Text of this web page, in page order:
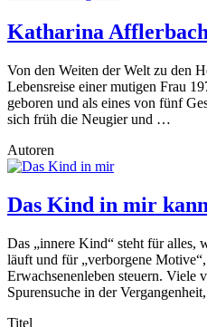
Katharina Afflerbach
Von den Weiten der Welt zu den
Lebensreise einer mutigen Frau
geboren und als eines von fünf
sich früh die Neugier und …
Autoren
Das Kind in mir
Das „innere Kind“ steht für alles,
läuft und für „verborgene
Erwachsenenleben steuern. Viele
Spurensuche in der
Titel